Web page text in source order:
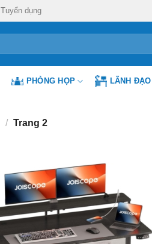
Tuyển dụng
PHÒNG HỌP LÃNH ĐẠO
/ Trang 2